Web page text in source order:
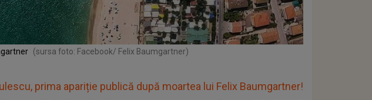
(sursa foto: Facebook/ Felix Baumgartner)
prima apariție publică după moartea lui Felix Baumgartner!